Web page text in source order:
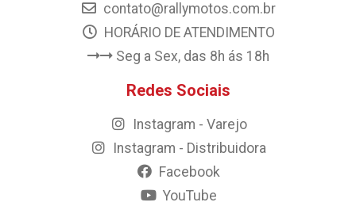
contato@rallymotos.com.br
HORÁRIO DE ATENDIMENTO
Seg a Sex, das 8h ás 18h
Redes Sociais
Instagram - Varejo
Instagram - Distribuidora
Facebook
YouTube